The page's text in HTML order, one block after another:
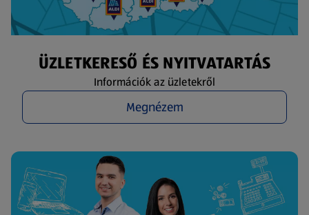
ÜZLETKERESŐ ÉS NYITVATARTÁS
Információk az üzletekről
Megnézem